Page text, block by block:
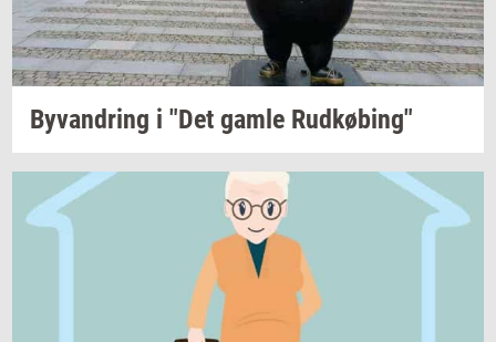
Byvan­dring i "Det gamle Rud­kø­bing"